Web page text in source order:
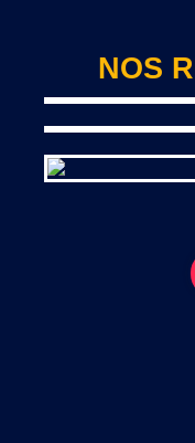
NOS